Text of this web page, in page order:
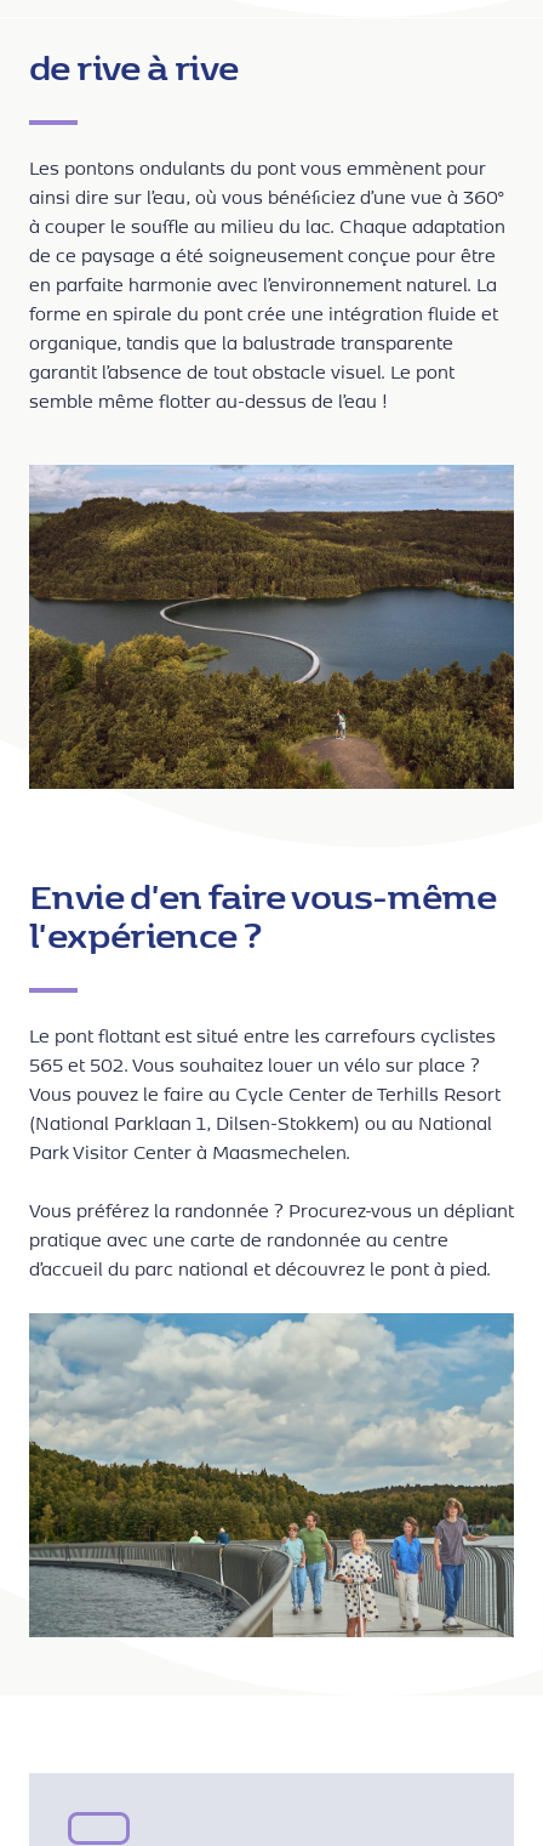
de rive à rive
Les pontons ondulants du pont vous emmènent pour
ainsi dire sur l’eau, où vous bénéficiez d’une vue à 360°
à couper le souffle au milieu du lac. Chaque adaptation
de ce paysage a été soigneusement conçue pour être
en parfaite harmonie avec l’environnement naturel. La
forme en spirale du pont crée une intégration fluide et
organique, tandis que la balustrade transparente
garantit l’absence de tout obstacle visuel. Le pont
semble même flotter au-dessus de l’eau !
Envie d'en faire vous-même
l'expérience ?
Le pont flottant est situé entre les carrefours cyclistes
565 et 502. Vous souhaitez louer un vélo sur place ?
Vous pouvez le faire au Cycle Center de Terhills Resort
(National Parklaan 1, Dilsen-Stokkem) ou au National
Park Visitor Center à Maasmechelen.
Vous préférez la randonnée ? Procurez-vous un dépliant
pratique avec une carte de randonnée au centre
d’accueil du parc national et découvrez le pont à pied.